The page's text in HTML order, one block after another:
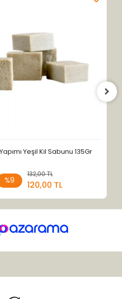
Yeşil Kil Sabunu 135Gr
%9
132,00 TL
120,00 TL
Sepete Ekle